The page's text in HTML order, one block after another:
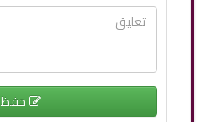
حفظ